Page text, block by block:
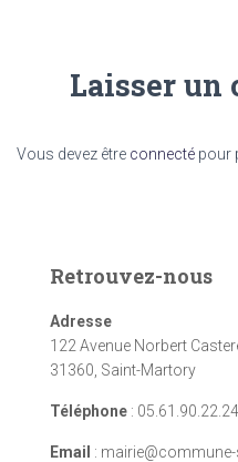
Laisser un
Vous devez être connecté pour
Retrouvez-nous
Adresse
122 Avenue Norbert
31360, Saint-Martory
Téléphone : 05.61.90.22.24
Email :